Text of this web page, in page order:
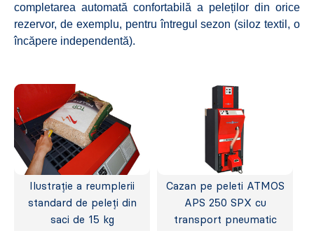
completarea automată confortabilă a peleților din orice
rezervor, de exemplu, pentru întregul sezon (siloz textil, o
încăpere independentă).
Ilustrație a reumplerii
standard de peleți din
saci de 15 kg
Cazan pe peleti ATMOS
APS 250 SPX cu
transport pneumatic